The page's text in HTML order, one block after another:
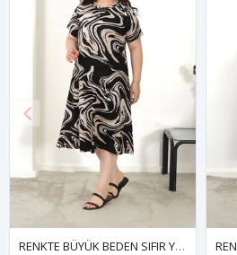
RENKTE BÜYÜK BEDEN SIFIR YAKA KISA KOL DESENLİ ESNEK ELBİSE